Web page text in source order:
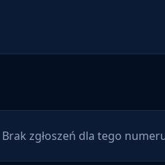
Brak zgłoszeń dla tego